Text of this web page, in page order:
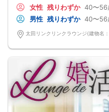
感謝や褒めの気持ちを伝え合い
問題が起きても2人で解決しあえる関係
＋
婚姻歴のある方、ご理解いただける方
もちろん婚姻暦のない方もご参加いただ
40代／公務員／穏やかで聞き上手
50代／年収700万円以上／経営者
などなど魅力的な方が多数でした！
～今回のパーティーは埼玉県内でも唯
少しだけ離れた年齢差で婚活したいと
女性に大人気のパーティーなのでお早め
女性 残りわずか 40〜56
男性 残りわずか 40〜56
太田リンクリンクラウンジ(建物名